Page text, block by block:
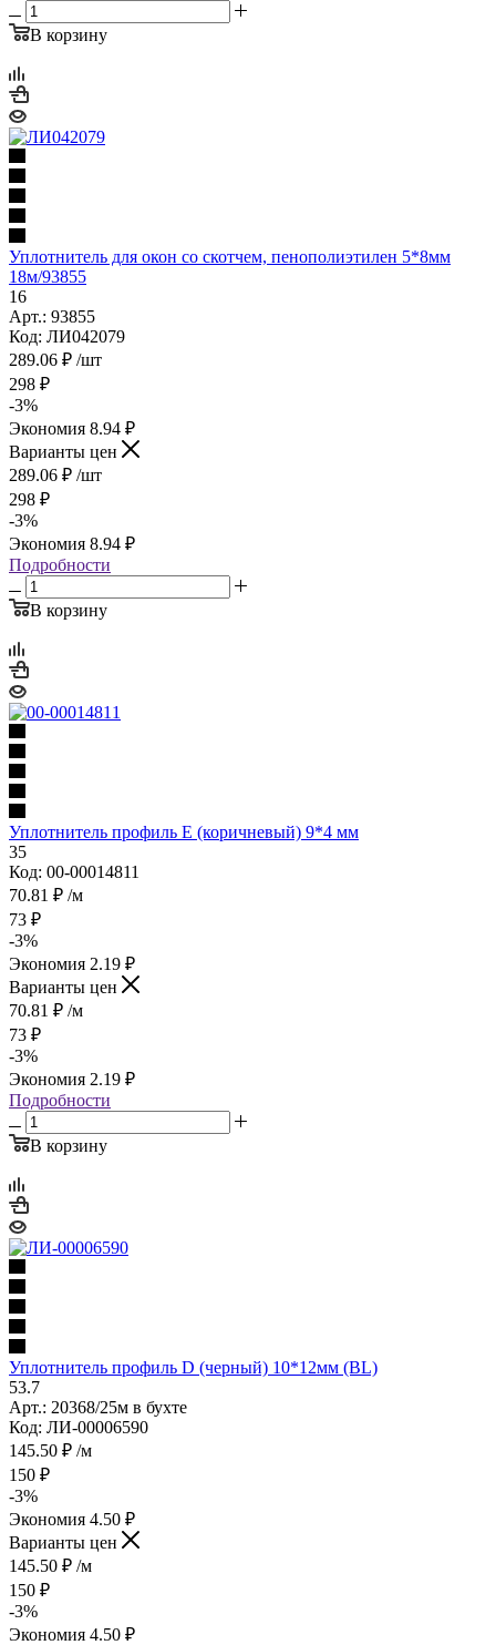
В корзину
Уплотнитель для окон со скотчем, пенополиэтилен 5*8мм
18м/93855
16
Арт.: 93855
Код: ЛИ042079
289.06 ₽ /шт
298 ₽
-3%
Экономия 8.94 ₽
Варианты цен
289.06 ₽ /шт
298 ₽
-3%
Экономия 8.94 ₽
Подробности
В корзину
Уплотнитель профиль Е (коричневый) 9*4 мм
35
Код: 00-00014811
70.81 ₽ /м
73 ₽
-3%
Экономия 2.19 ₽
Варианты цен
70.81 ₽ /м
73 ₽
-3%
Экономия 2.19 ₽
Подробности
В корзину
Уплотнитель профиль D (черный) 10*12мм (BL)
53.7
Арт.: 20368/25м в бухте
Код: ЛИ-00006590
145.50 ₽ /м
150 ₽
-3%
Экономия 4.50 ₽
Варианты цен
145.50 ₽ /м
150 ₽
-3%
Экономия 4.50 ₽